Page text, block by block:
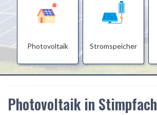
Photovoltaik Stromspeicher
Photovoltaik in Stimpfach